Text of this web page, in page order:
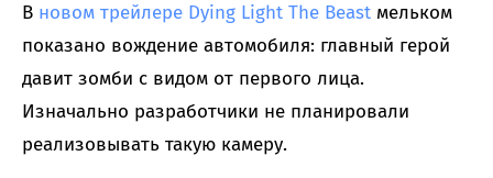
В новом трейлере Dying Light The Beast мельком
показано вождение автомобиля: главный герой
давит зомби с видом от первого лица.
Изначально разработчики не планировали
реализовывать такую камеру.